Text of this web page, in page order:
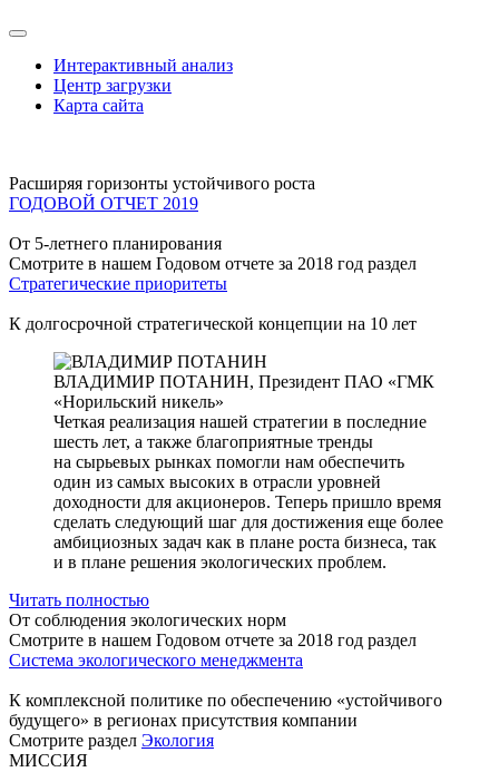
Интерактивный анализ
Центр загрузки
Карта сайта
Расширяя горизонты устойчивого роста
ГОДОВОЙ ОТЧЕТ 2019
От 5-летнего планирования
Смотрите в нашем Годовом отчете за 2018 год раздел
Стратегические приоритеты
К долгосрочной стратегической концепции на 10 лет
ВЛАДИМИР ПОТАНИН, Президент ПАО «ГМК
«Норильский никель»
Четкая реализация нашей стратегии в последние
шесть лет, а также благоприятные тренды
на сырьевых рынках помогли нам обеспечить
один из самых высоких в отрасли уровней
доходности для акционеров. Теперь пришло время
сделать следующий шаг для достижения еще более
амбициозных задач как в плане роста бизнеса, так
и в плане решения экологических проблем.
Читать полностью
От соблюдения экологических норм
Смотрите в нашем Годовом отчете за 2018 год раздел
Система экологического менеджмента
К комплексной политике по обеспечению «устойчивого
будущего» в регионах присутствия компании
Смотрите раздел Экология
МИССИЯ